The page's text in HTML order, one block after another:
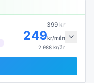
399kr
249kr/mån
2 988 kr/år